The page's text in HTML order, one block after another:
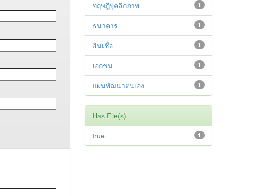
1
ทฤษฎีบุคลิกภาพ
1
ธนาคาร
1
สินเชื่อ
1
เอกชน
1
แผนพัฒนาตนเอง
Has File(s)
1
true